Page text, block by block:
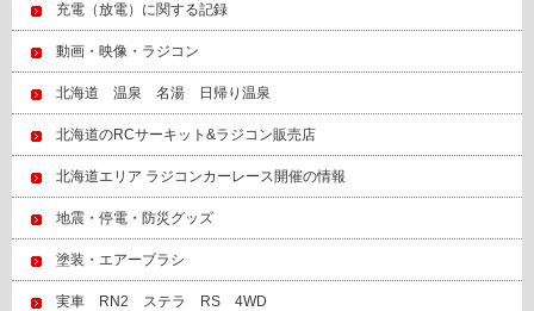
充電（放電）に関する記録
動画・映像・ラジコン
北海道 温泉 名湯 日帰り温泉
北海道のRCサーキット&ラジコン販売店
北海道エリア ラジコンカーレース開催の情報
地震・停電・防災グッズ
塗装・エアーブラシ
実車 RN2 ステラ RS 4WD